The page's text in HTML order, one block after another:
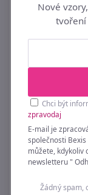
Duté nýty
429 Kč
Nové
tvoření
Chci být
zpravodaj
E-mail je
společnosti
můžete, kdykoliv
newsletteru "
Žádný spam,